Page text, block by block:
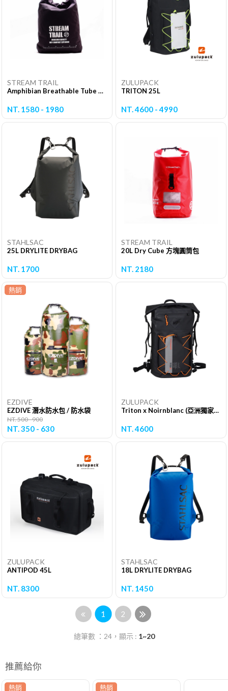
STREAM TRAIL
Amphibian Breathable Tube 超輕量透氣防水包
NT. 1580 - 1980
ZULUPACK
TRITON 25L
NT. 4600 - 4990
STAHLSAC
25L DRYLITE DRYBAG
NT. 1700
STREAM TRAIL
20L Dry Cube 方塊圓筒包
NT. 2180
熱銷
EZDIVE
EZDIVE 潛水防水包 / 防水袋
NT. 500 - 900
NT. 350 - 630
ZULUPACK
Triton x Noirnblanc (亞洲獨家版本)25L
NT. 4600
ZULUPACK
ANTIPOD 45L
NT. 8300
STAHLSAC
18L DRYLITE DRYBAG
NT. 1450
1 2
總筆數 ：24，顯示 : 1~20
推薦給你
熱銷 熱銷